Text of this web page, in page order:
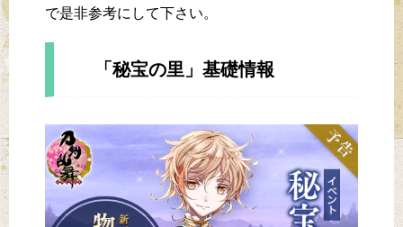
で是非参考にして下さい。
「秘宝の里」基礎情報